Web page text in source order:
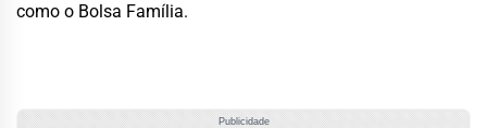
como o Bolsa Família.
Publicidade